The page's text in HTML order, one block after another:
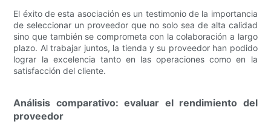
El éxito de esta asociación es un testimonio de la importancia
de seleccionar un proveedor que no solo sea de alta calidad
sino que también se comprometa con la colaboración a largo
plazo. Al trabajar juntos, la tienda y su proveedor han podido
lograr la excelencia tanto en las operaciones como en la
satisfacción del cliente.
Análisis comparativo: evaluar el rendimiento del
proveedor